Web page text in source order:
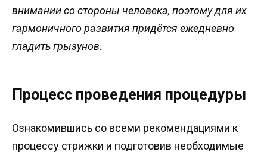
внимании со стороны человека, поэтому для их
гармоничного развития придётся ежедневно
гладить грызунов.
Процесс проведения процедуры
Ознакомившись со всеми рекомендациями к
процессу стрижки и подготовив необходимые